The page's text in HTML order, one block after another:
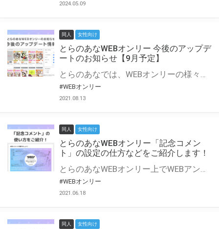
2024.05.09
同人 女性向け
とらのあなWEBオンリー 今後のアップデ
ートのお知らせ【9月予定】
とらのあなでは、WEBオンリーの様々な支援を実施しています。 今回は2021年9月に実装を予定しているアップデート情報についてご紹介いたします。 とらのあなWEBオンリーサイトはこちら
#WEBオンリー
2021.08.13
同人 女性向け
とらのあなWEBオンリー「記念コメン
ト」の設定の仕方などをご紹介します！
とらのあなWEBオンリー上でWEBアンソロジーが作成できる「記念コメント」について、その使い方や作成手順を解説します！ 支援タイプを「サークル参加型」「サークル参加型・マルシェ(イベント会場)機能付き」でお申し込みいただいている主催者様はぜひご活用ください♪ とらのあなWEBオンリーサイトはこちら
#WEBオンリー
2021.06.18
同人 女性向け